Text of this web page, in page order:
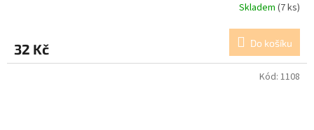
Skladem (7 ks)
32 Kč Do košíku
Kód: 1108